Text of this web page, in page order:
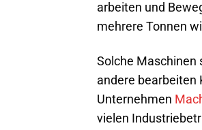
arbeiten und
mehrere Tonnen
Solche Maschinen
andere bearbeiten
Unternehmen
vielen